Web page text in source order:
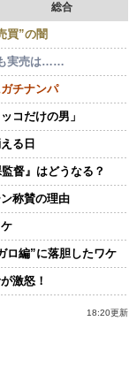
総合
買”の闇
実売は……
チナンパ
コだけの男」
る日
督』はどうなる？
称賛の理由
ロ編”に落胆したワケ
激怒！
18:20更新